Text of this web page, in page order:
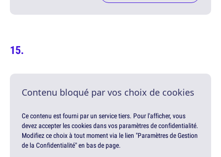
Contenu bloqué par vos choix de cookies
Ce contenu est fourni par un service tiers. Pour l'afficher, vous
devez accepter les cookies dans vos paramètres de confidentialité.
Modifiez ce choix à tout moment via le lien "Paramètres de Gestion
de la Confidentialité" en bas de page.